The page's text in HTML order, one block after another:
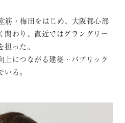
筋・梅田をはじめ、大阪都心部
関わり、直近ではグラングリー
った。
上につながる建築・パブリック
る。